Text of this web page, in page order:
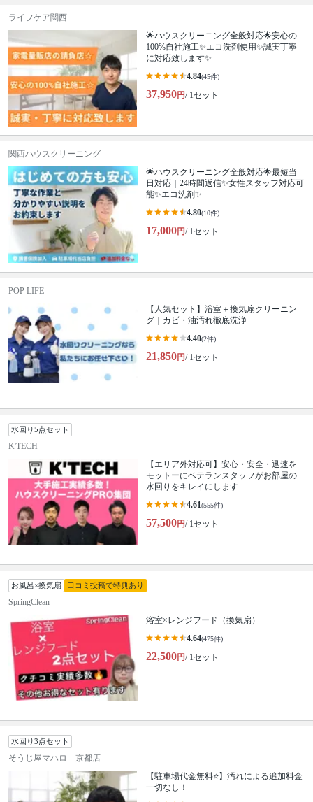
ライフケア関西
🌟ハウスクリーニング全般対応🌟安心の
100%自社施工✨エコ洗剤使用✨誠実丁寧
に対応致します✨
4.84(45件)
37,950円/ 1セット
関西ハウスクリーニング
🌟ハウスクリーニング全般対応🌟最短当
日対応｜24時間返信✨女性スタッフ対応可
能✨エコ洗剤✨
4.80(10件)
17,000円/ 1セット
POP LIFE
【人気セット】浴室＋換気扇クリーニン
グ｜カビ・油汚れ徹底洗浄
4.40(2件)
21,850円/ 1セット
水回り5点セット
K'TECH
【エリア外対応可】安心・安全・迅速を
モットーにベテランスタッフがお部屋の
水回りをキレイにします
4.61(555件)
57,500円/ 1セット
お風呂×換気扇 口コミ投稿で特典あり
SpringClean
浴室×レンジフード（換気扇）
4.64(475件)
22,500円/ 1セット
水回り3点セット
そうじ屋マハロ 京都店
【駐車場代金無料⭐️】汚れによる追加料金
一切なし！